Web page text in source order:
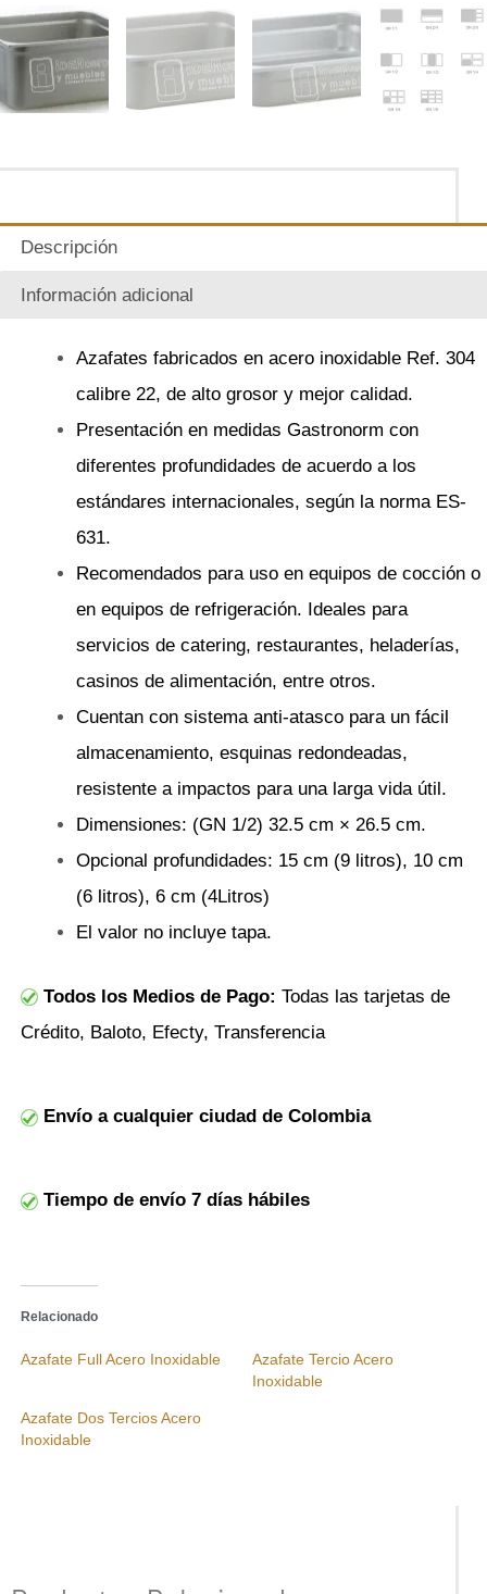
Descripción
Información adicional
Azafates fabricados en acero inoxidable Ref. 304
calibre 22, de alto grosor y mejor calidad.
Presentación en medidas Gastronorm con
diferentes profundidades de acuerdo a los
estándares internacionales, según la norma ES-
631.
Recomendados para uso en equipos de cocción o
en equipos de refrigeración. Ideales para
servicios de catering, restaurantes, heladerías,
casinos de alimentación, entre otros.
Cuentan con sistema anti-atasco para un fácil
almacenamiento, esquinas redondeadas,
resistente a impactos para una larga vida útil.
Dimensiones: (GN 1/2) 32.5 cm × 26.5 cm.
Opcional profundidades: 15 cm (9 litros), 10 cm
(6 litros), 6 cm (4Litros)
El valor no incluye tapa.
Todos los Medios de Pago: Todas las tarjetas de
Crédito, Baloto, Efecty, Transferencia
Envío a cualquier ciudad de Colombia
Tiempo de envío 7 días hábiles
Relacionado
Azafate Full Acero Inoxidable
Azafate Tercio Acero
Inoxidable
Azafate Dos Tercios Acero
Inoxidable